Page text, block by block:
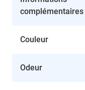
complémentaires
Couleur
Odeur